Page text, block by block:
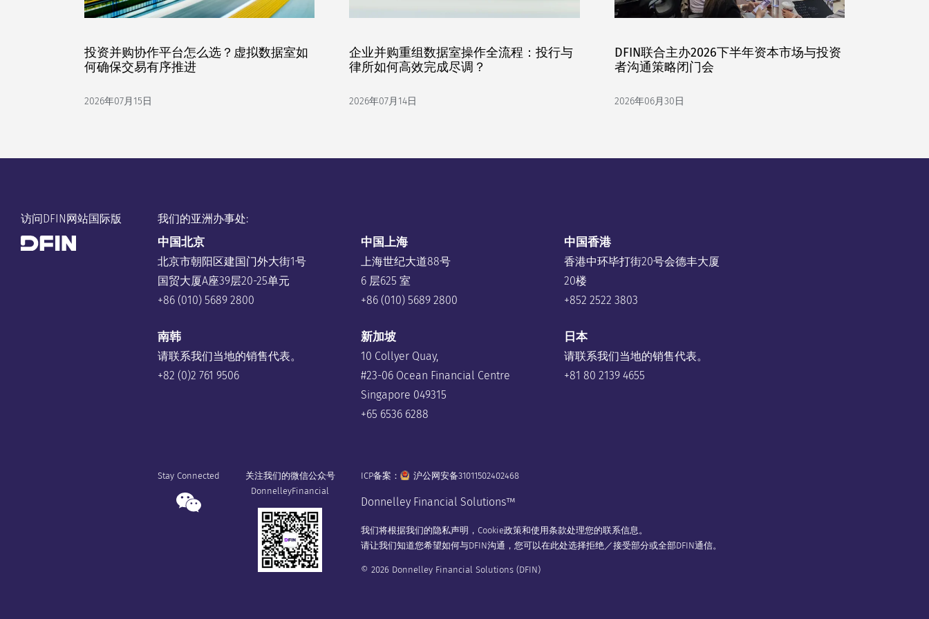
投资并购协作平台怎么选？虚拟数据室如
何确保交易有序推进
2026年07月15日
企业并购重组数据室操作全流程：投行与
律所如何高效完成尽调？
2026年07月14日
DFIN联合主办2026下半年资本市场与投资
者沟通策略闭门会
2026年06月30日
访问DFIN网站国际版 我们的亚洲办事处:
中国北京
北京市朝阳区建国门外大街1号
国贸大厦A座39层20-25单元
+86 (010) 5689 2800
中国上海
上海世纪大道88号
6 层625 室
+86 (010) 5689 2800
中国香港
香港中环毕打街20号会德丰大厦
20楼
+852 2522 3803
南韩
请联系我们当地的销售代表。
+82 (0)2 761 9506
新加坡
10 Collyer Quay,
#23-06 Ocean Financial Centre
Singapore 049315
+65 6536 6288
日本
请联系我们当地的销售代表。
+81 80 2139 4655
Stay Connected
关注我们的微信公众号
DonnelleyFinancial
ICP备案： 沪公网安备31011502402468
Donnelley Financial Solutions™
我们将根据我们的隐私声明 ， Cookie政策和使用条款处理您的联系信息。
请让我们知道您希望如何与DFIN沟通，您可以在此处选择拒绝／接受部分或全部DFIN通信。
© 2026 Donnelley Financial Solutions (DFIN)